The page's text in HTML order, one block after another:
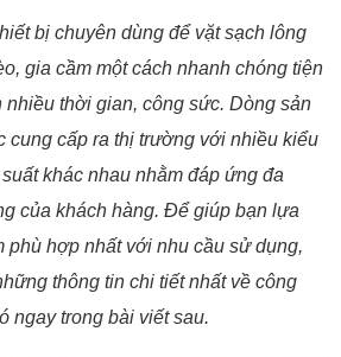
bị chuyên dùng để vặt sạch lông
gia cầm một cách nhanh chóng tiện
nhiều thời gian, công sức. Dòng sản
cung cấp ra thị trường với nhiều kiểu
khác nhau nhằm đáp ứng đa
của khách hàng. Để giúp bạn lựa
phù hợp nhất với nhu cầu sử dụng,
thông tin chi tiết nhất về công
ngay trong bài viết sau.